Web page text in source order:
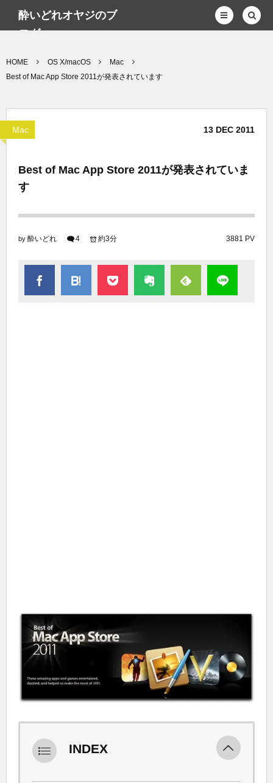
酔いどれオヤジのブ
ログwp
HOME OS X/macOS
Mac
Best of Mac App Store 2011が発表されています
Mac 13 DEC 2011
Best of Mac App Store 2011が発表されていま
す
by 酔いどれ 4 3881 PV
約3分
INDEX